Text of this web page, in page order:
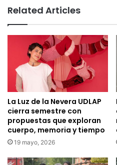
Related Articles
La Luz de la Nevera UDLAP
cierra semestre con
propuestas que exploran
cuerpo, memoria y tiempo
19 mayo, 2026